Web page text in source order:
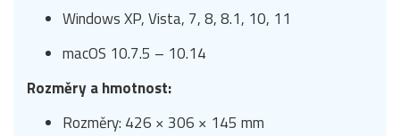
Windows XP, Vista, 7, 8, 8.1, 10, 11
macOS 10.7.5 – 10.14
Rozměry a hmotnost:
Rozměry: 426 × 306 × 145 mm